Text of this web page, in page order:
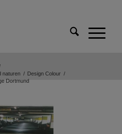
naturen / Design Colour /
Dortmund